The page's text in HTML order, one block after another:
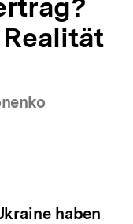
haben